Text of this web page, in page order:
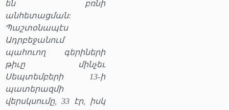
են բռնի
անհետացման:
Պաշտօնապէս
Ադրբեջանում
պահուող գերիների
թիւը մինչեւ
Սեպտեմբերի 13-ի
պատերազմի
վերսկսումը, 33 էր, իսկ